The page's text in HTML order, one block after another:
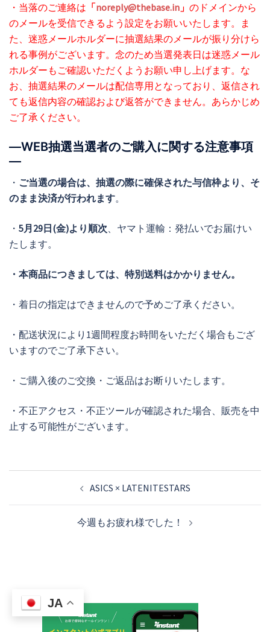
・当落のご連絡は 「noreply@thebase.in 」 のドメインから
のメールを受信できるよう設定をお願いいたします。ま
た、迷惑メールホルダーに抽選結果のメールが振り分けら
れる事例がございます。念のため当選発表日は迷惑メール
ホルダーもご確認いただくようお願い申し上げます。な
お、抽選結果のメールは配信専用となっており、返信され
ても返信内容の確認および返答ができません。あらかじめ
ご了承ください。
―WEB抽選当選者のご購入に関する注意事項
―
・ ご当選の場合は、抽選の際に確保された与信枠より、そ
のまま決済が行われます。
・ 5月29日(金)より順次 、ヤマト運輸：発払いでお届けい
たします。
・本商品につきましては、特別送料はかかりません。
・着日の指定はできませんので予めご了承ください。
・配送状況により1週間程度お時間をいただく場合もござ
いますのでご了承下さい。
・ご購入後のご交換・ご返品はお断りいたします。
・不正アクセス・不正ツールが確認された場合、販売を中
止する可能性がございます。
ナ
ョ
ン
ASICS × LATENITESTARS
今週もお疲れ様でした！
JA